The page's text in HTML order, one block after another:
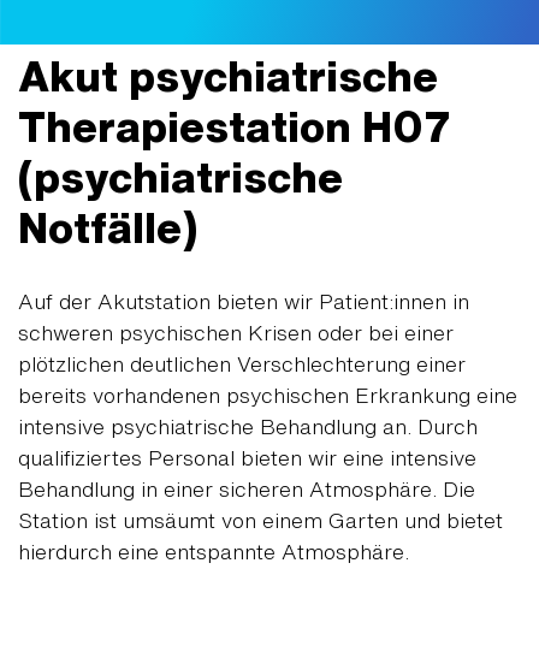
Akut psychiatrische
Therapiestation H07
(psychiatrische
Notfälle)
Auf der Akutstation bieten wir Patient:innen in
schweren psychischen Krisen oder bei einer
plötzlichen deutlichen Verschlechterung einer
bereits vorhandenen psychischen Erkrankung eine
intensive psychiatrische Behandlung an. Durch
qualifiziertes Personal bieten wir eine intensive
Behandlung in einer sicheren Atmosphäre. Die
Station ist umsäumt von einem Garten und bietet
hierdurch eine entspannte Atmosphäre.